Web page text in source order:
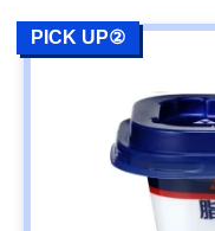
PICK UP②